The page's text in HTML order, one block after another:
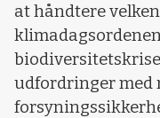
at håndtere
udfordringer med